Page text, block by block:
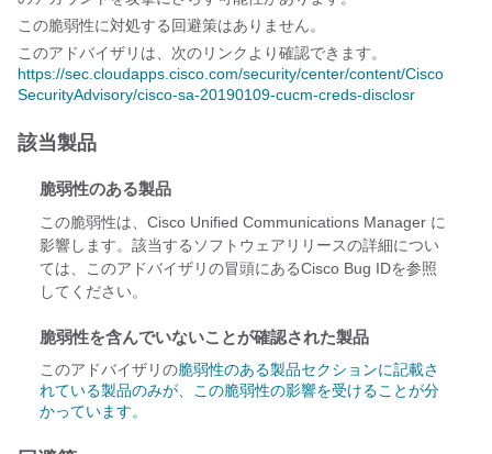
この脆弱性に対処する回避策はありません。
このアドバイザリは、次のリンクより確認できます。
https://sec.cloudapps.cisco.com/security/center/content/Cisco
SecurityAdvisory/cisco-sa-20190109-cucm-creds-disclosr
該当製品
脆弱性のある製品
この脆弱性は、Cisco Unified Communications Manager に
影響します。該当するソフトウェアリリースの詳細につい
ては、このアドバイザリの冒頭にあるCisco Bug IDを参照
してください。
脆弱性を含んでいないことが確認された製品
このアドバイザリの脆弱性のある製品セクションに記載さ
れている製品のみが、この脆弱性の影響を受けることが分
かっています。